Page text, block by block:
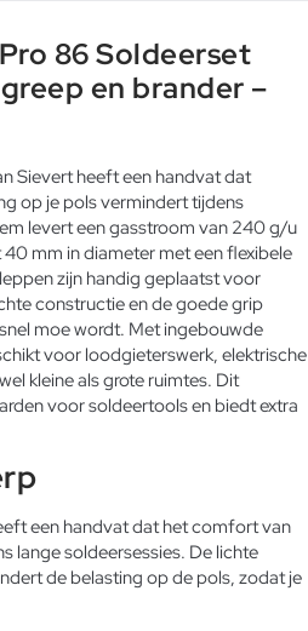
86 Soldeerset
en brander –
Sievert heeft een handvat dat
op je pols vermindert tijdens
levert een gasstroom van 240 g/u
mm in diameter met een flexibele
zijn handig geplaatst voor
constructie en de goede grip
moe wordt. Met ingebouwde
voor loodgieterswerk, elektrische
kleine als grote ruimtes. Dit
voor soldeertools en biedt extra
een handvat dat het comfort van
lange soldeersessies. De lichte
de belasting op de pols, zodat je